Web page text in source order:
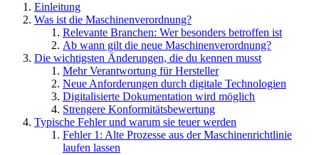
Einleitung
Was ist die Maschinenverordnung?
Relevante Branchen: Wer besonders betroffen ist
Ab wann gilt die neue Maschinenverordnung?
Die wichtigsten Änderungen, die du kennen musst
Mehr Verantwortung für Hersteller
Neue Anforderungen durch digitale Technologien
Digitalisierte Dokumentation wird möglich
Strengere Konformitätsbewertung
Typische Fehler und warum sie teuer werden
Fehler 1: Alte Prozesse aus der Maschinenrichtlinie
laufen lassen